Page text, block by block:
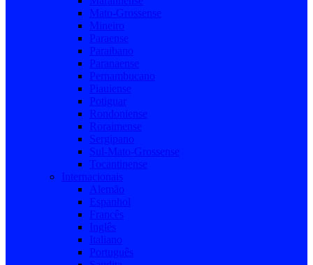
Mato-Grossense
Mineiro
Paraense
Paraibano
Paranaense
Pernambucano
Piauiense
Potiguar
Rondoniense
Roraimense
Sergipano
Sul-Mato-Grossense
Tocantinense
Internacionais
Alemão
Espanhol
Francês
Inglês
Italiano
Português